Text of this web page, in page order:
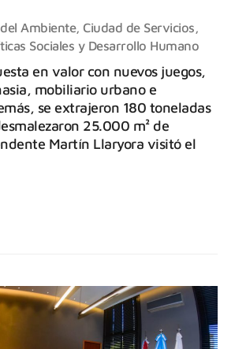
Ambiente,Ciudad de Servicios,
Sociales y Desarrollo Humano
en valor con nuevos juegos,
mobiliario urbano e
se extrajeron 180 toneladas
25.000 m² de
Martín Llaryora visitó el